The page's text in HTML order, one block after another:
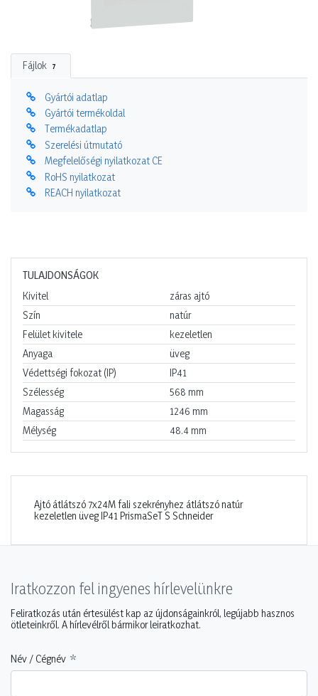
Fájlok 7
Gyártói adatlap
Gyártói termékoldal
Termékadatlap
Szerelési útmutató
Megfelelőségi nyilatkozat CE
RoHS nyilatkozat
REACH nyilatkozat
TULAJDONSÁGOK
Kivitel
záras ajtó
Szín
natúr
Felület kivitele
kezeletlen
Anyaga
üveg
Védettségi fokozat (IP)
IP41
Szélesség
568 mm
Magasság
1246 mm
Mélység
48.4 mm
Ajtó átlátszó 7x24M fali szekrényhez átlátszó natúr
kezeletlen üveg IP41 PrismaSeT S Schneider
Iratkozzon fel ingyenes hírlevelünkre
Feliratkozás után értesülést kap az újdonságainkról, legújabb hasznos
ötleteinkről. A hírlevélről bármikor leiratkozhat.
Név / Cégnév